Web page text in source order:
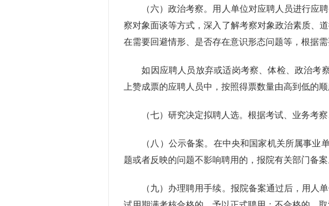
（六）政治考察。用人单位对应聘人员进行应聘
察对象面谈等方式，深入了解考察对象政治素质、
在需要回避情形、是否存在意识形态问题等，根据需
如因应聘人员放弃或适岗考察、体检、政治考察
上赞成票的应聘人员中，按照得票数量由高到低的
（七）研究决定拟聘人选。根据考试、业务考察
（八）公示备案。在中央和国家机关所属事业单
题或者反映的问题不影响聘用的，报院有关部门备案
（九）办理聘用手续。报院备案通过后，用人单